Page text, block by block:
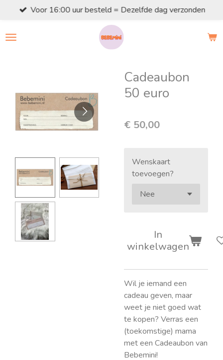
naar
Voor 16:00 uur besteld = Dezelfde dag verzonden
Cadeaubon
50 euro
€ 50,00
Wenskaart
toevoegen?
In
winkelwagen
Wil je iemand een
cadeau geven, maar
weet je niet goed wat
te kopen? Verras een
(toekomstige) mama
met een Cadeaubon van
Bebemini!